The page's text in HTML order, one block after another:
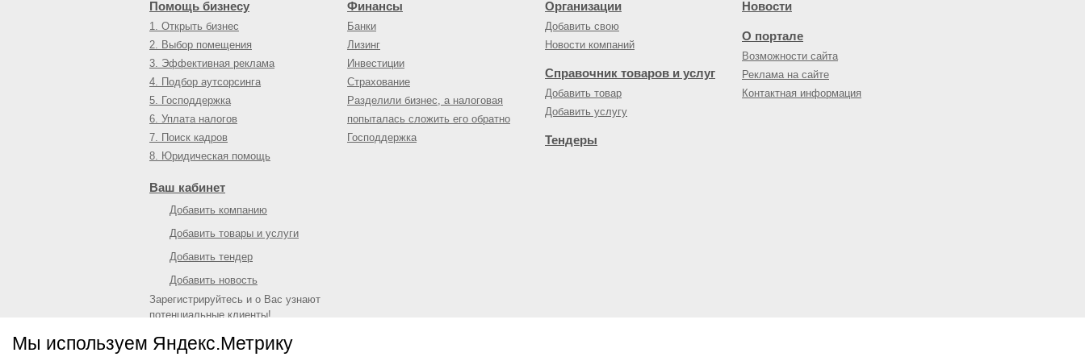
Мы используем Яндекс.Метрику
Помощь бизнесу
1. Открыть бизнес
2. Выбор помещения
3. Эффективная реклама
4. Подбор аутсорсинга
5. Господдержка
6. Уплата налогов
7. Поиск кадров
8. Юридическая помощь
Финансы
Банки
Лизинг
Инвестиции
Страхование
Разделили бизнес, а налоговая
попыталась сложить его обратно
Господдержка
Организации
Добавить свою
Новости компаний
Справочник товаров и услуг
Добавить товар
Добавить услугу
Тендеры
Новости
О портале
Возможности сайта
Реклама на сайте
Контактная информация
Ваш кабинет
Добавить компанию
Добавить товары и услуги
Добавить тендер
Добавить новость
Зарегистрируйтесь и о Вас узнают
потенциальные клиенты!